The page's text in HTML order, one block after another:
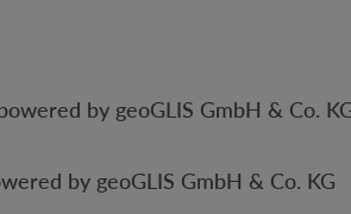
by geoGLIS GmbH & Co.
by geoGLIS GmbH & Co. KG